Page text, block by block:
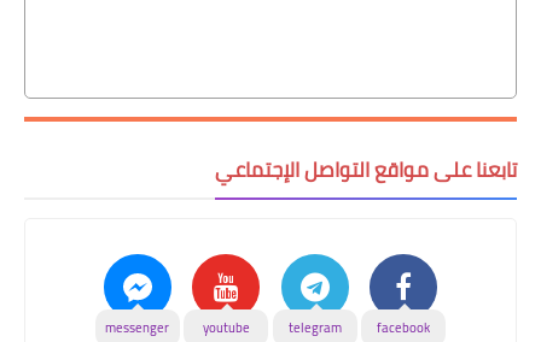
تابعنا على مواقع التواصل الإجتماعي
facebook
telegram
youtube
messenger